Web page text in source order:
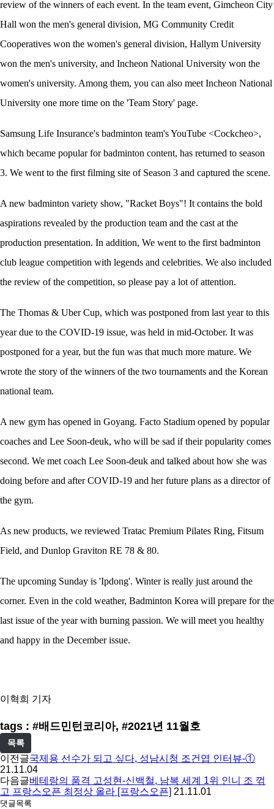
review of the winners of each event. In the team event, Gimcheon City
Hall won the men's general division, MG Community Credit
Cooperatives won the women's general division, Hallym University
won the men's university, and Incheon National University won the
women's university. Among them, you can also meet Incheon National
University one more time on the 'Team Story' page.
Samsung Life Insurance's badminton team's YouTube <Cockcheo>,
which became popular for badminton content, has returned to season
3. We went to the first filming site of Season 3 and captured the scene.
A new badminton variety show, "Racket Boys"! It contains the bold
aspirations revealed by the production team and the cast at the
production presentation. In addition, We went to the first badminton
club league competition with legends and celebrities. We also included
the review of the competition, so please pay a lot of attention.
The Thomas & Uber Cup, which was postponed from last year to this
year due to the COVID-19 issue, was held in mid-October. It was
postponed for a year, but the fun was that much more mature. We
wrote the story of the winners of the two tournaments and the Korean
national team.
A new gym has opened in Goyang. Facto Stadium opened by popular
coaches and Lee Soon-deuk, who will be sad if their popularity comes
second. We met coach Lee Soon-deuk and talked about how she was
doing before and after COVID-19 and her future plans as a director of
the gym.
As new products, we reviewed Tratac Premium Pilates Ring, Fitsum
Field, and Dunlop Graviton RE 78 & 80.
The upcoming Sunday is 'Ipdong'. Winter is really just around the
corner. Even in the cold weather, Badminton Korea will prepare for the
last issue of the year with burning passion. We will meet you healthy
and happy in the December issue.
이혁희 기자
tags : #배드민턴코리아, #2021년 11월호
목록
이전글국제용 선수가 되고 싶다, 성남시청 조건엽 인터뷰-①
21.11.04
다음글베테랑의 품격 고성현-신백철, 남복 세계 1위 인니 조 꺾
고 프랑스오픈 최정상 올라 [프랑스오픈] 21.11.01
댓글목록